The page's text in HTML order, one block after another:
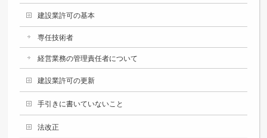
建設業許可の基本
専任技術者
経営業務の管理責任者について
建設業許可の更新
手引きに書いていないこと
法改正